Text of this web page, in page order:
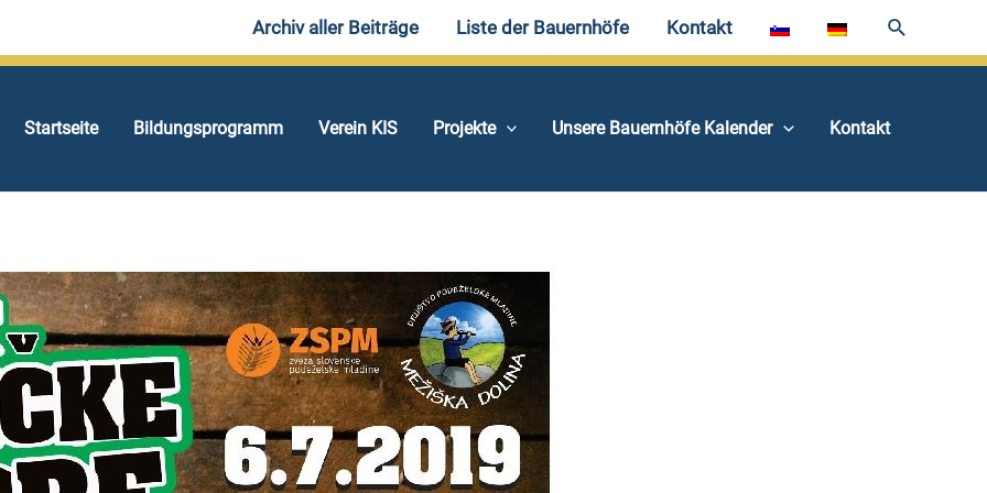
Archiv aller Beiträge Liste der Bauernhöfe Kontakt
Startseite Bildungsprogramm Verein KIS Projekte Unsere Bauernhöfe Kalender Kontakt